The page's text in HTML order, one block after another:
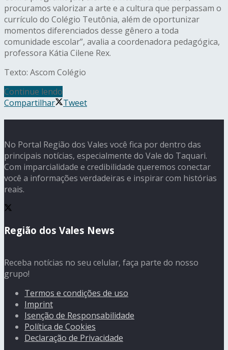
procuramos valorizar a arte e a cultura que perpassam o
currículo do Colégio Teutônia, além de oportunizar
momentos diferenciados desse gênero a toda
comunidade escolar”, avalia a coordenadora pedagógica,
professora Kátia Cilene Rex.
Texto: Ascom Colégio
Continue lendo
Compartilhar
Tweet
No Portal Região dos Vales você fica por dentro das
principais notícias, especialmente do Vale do Taquari.
Com imparcialidade e credibilidade queremos conectar
você a informações verdadeiras e inspirar com histórias
reais.
Região dos Vales News
Receba notícias no seu celular, faça parte do nosso
grupo!
Termos e condições de uso
Imprint
Isenção de Responsabilidade
Política de Cookies
Declaração de Privacidade